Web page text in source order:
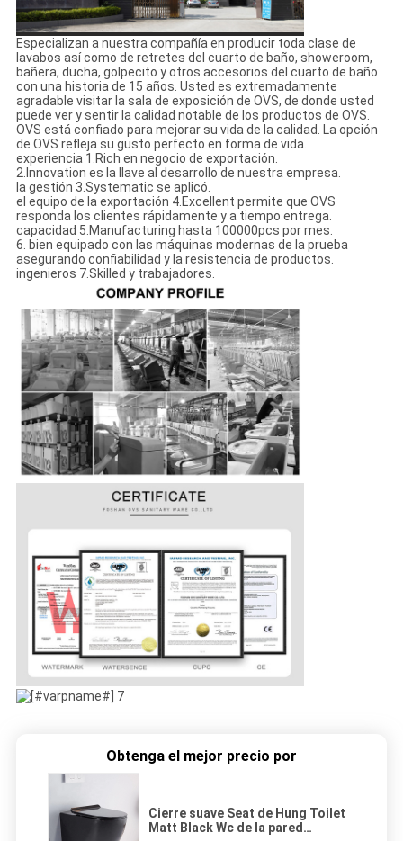
Especializan a nuestra compañía en producir toda clase de
lavabos así como de retretes del cuarto de baño, showeroom,
bañera, ducha, golpecito y otros accesorios del cuarto de baño
con una historia de 15 años. Usted es extremadamente
agradable visitar la sala de exposición de OVS, de donde usted
puede ver y sentir la calidad notable de los productos de OVS.
OVS está confiado para mejorar su vida de la calidad. La opción
de OVS refleja su gusto perfecto en forma de vida.
experiencia 1.Rich en negocio de exportación.
2.Innovation es la llave al desarrollo de nuestra empresa.
la gestión 3.Systematic se aplicó.
el equipo de la exportación 4.Excellent permite que OVS
responda los clientes rápidamente y a tiempo entrega.
capacidad 5.Manufacturing hasta 100000pcs por mes.
6. bien equipado con las máquinas modernas de la prueba
asegurando confiabilidad y la resistencia de productos.
ingenieros 7.Skilled y trabajadores.
Obtenga el mejor precio por
Cierre suave Seat de Hung Toilet
Matt Black Wc de la pared